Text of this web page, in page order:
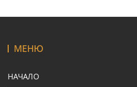
МЕНЮ
НАЧАЛО